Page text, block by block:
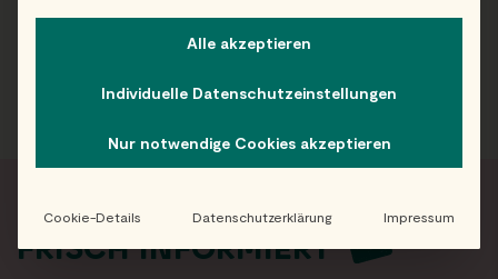
FRISCH INFORMIERT
Alle akzeptieren
Individuelle Datenschutzeinstellungen
Nur notwendige Cookies akzeptieren
Cookie-Details Datenschutzerklärung Impressum